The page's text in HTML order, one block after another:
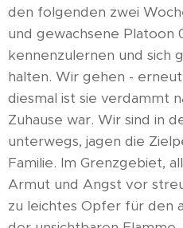
den folgenden zwei
und gewachsene Platoon
kennenzulernen und sich
halten. Wir gehen -
diesmal ist sie verdammt
Zuhause war. Wir sind in
unterwegs, jagen die
Familie. Im Grenzgebiet,
Armut und Angst vor
zu leichtes Opfer für den